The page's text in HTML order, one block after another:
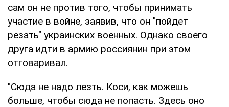
сам он не против того, чтобы принимать
участие в войне, заявив, что он "пойдет
резать" украинских военных. Однако своего
друга идти в армию россиянин при этом
отговаривал.
"Сюда не надо лезть. Коси, как можешь
больше, чтобы сюда не попасть. Здесь оно